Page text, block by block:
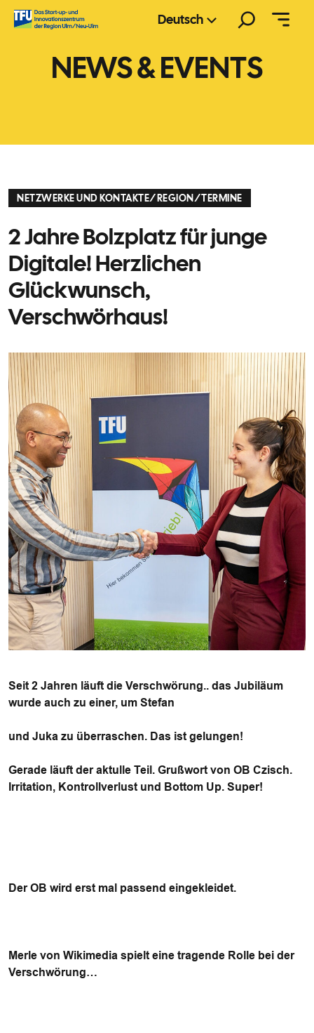
Zum
Inhalt
Deutsch
NEWS & EVENTS
NETZWERKE UND KONTAKTE/REGION/TERMINE
2 Jahre Bolzplatz für junge
Digitale! Herzlichen
Glückwunsch,
Verschwörhaus!
Seit 2 Jahren läuft die Verschwörung.. das Jubiläum
wurde auch zu einer, um Stefan
und Juka zu überraschen. Das ist gelungen!
Gerade läuft der aktulle Teil. Grußwort von OB Czisch.
Irritation, Kontrollverlust und Bottom Up. Super!
Der OB wird erst mal passend eingekleidet.
Merle von Wikimedia spielt eine tragende Rolle bei der
Verschwörung…